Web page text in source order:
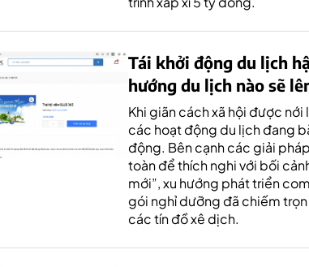
Tái khởi động du lịch
hướng du lịch nào sẽ
Khi giãn cách xã hội được nới
các hoạt động du lịch đang
động. Bên cạnh các giải
toàn để thích nghi với bối
mới”, xu hướng phát triển
gói nghỉ dưỡng đã chiếm trọn
các tín đồ xê dịch.